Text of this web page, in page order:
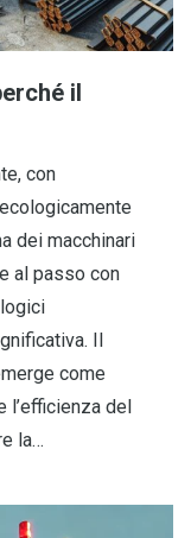
il
con
dei macchinari
al passo con
Il
come
l’efficienza del
la…